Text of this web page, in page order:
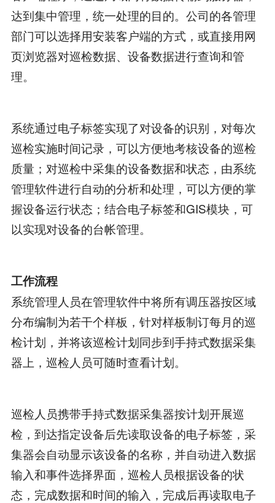
达到集中管理，统一处理的目的。公司的各管理
部门可以选择用安装客户端的方式，或直接用网
页浏览器对巡检数据、设备数据进行查询和管
理。
系统通过电子标签实现了对设备的识别，对每次
巡检实施时间记录，可以方便地考核设备的巡检
质量；对巡检中采集的设备数据和状态，由系统
管理软件进行自动的分析和处理，可以方便的掌
握设备运行状态；结合电子标签和GIS模块，可
以实现对设备的台帐管理。
工作流程
系统管理人员在管理软件中将所有调压器按区域
分布编制为若干个样板，针对样板制订每月的巡
检计划，并将该巡检计划同步到手持式数据采集
器上，巡检人员可随时查看计划。
巡检人员携带手持式数据采集器按计划开展巡
检，到达指定设备后先读取设备的电子标签，采
集器会自动显示该设备的名称，并自动进入数据
输入和事件选择界面，巡检人员根据设备的状
态，完成数据和时间的输入，完成后再读取电子